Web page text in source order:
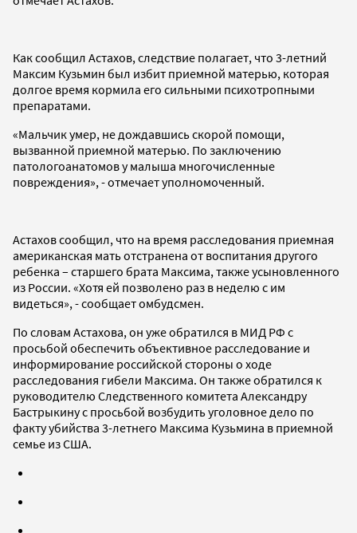
Как сообщил Астахов, следствие полагает, что 3-летний
Максим Кузьмин был избит приемной матерью, которая
долгое время кормила его сильными психотропными
препаратами.
«Мальчик умер, не дождавшись скорой помощи,
вызванной приемной матерью. По заключению
патологоанатомов у малыша многочисленные
повреждения», - отмечает уполномоченный.
Астахов сообщил, что на время расследования приемная
американская мать отстранена от воспитания другого
ребенка – старшего брата Максима, также усыновленного
из России. «Хотя ей позволено раз в неделю с им
видеться», - сообщает омбудсмен.
По словам Астахова, он уже обратился в МИД РФ с
просьбой обеспечить объективное расследование и
информирование российской стороны о ходе
расследования гибели Максима. Он также обратился к
руководителю Следственного комитета Александру
Бастрыкину с просьбой возбудить уголовное дело по
факту убийства 3-летнего Максима Кузьмина в приемной
семье из США.